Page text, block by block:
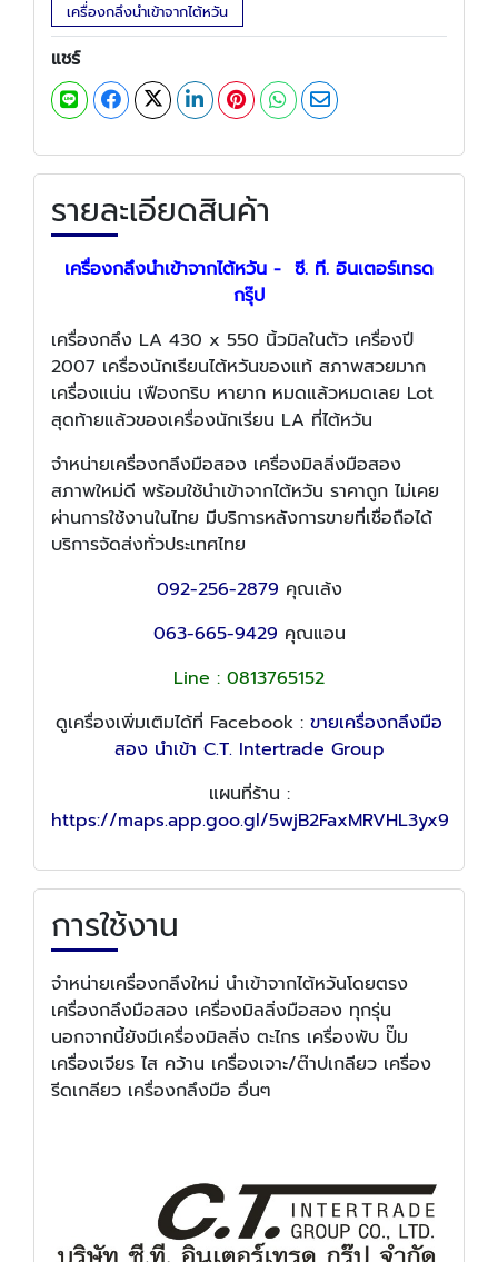
เครื่องกลึงนำเข้าจากไต้หวัน
แชร์
รายละเอียดสินค้า
เครื่องกลึงนำเข้าจากไต้หวัน - ซี. ที. อินเตอร์เทรด
กรุ๊ป
เครื่องกลึง LA 430 x 550 นิ้วมิลในตัว เครื่องปี
2007 เครื่องนักเรียนไต้หวันของแท้ สภาพสวยมาก
เครื่องแน่น เฟืองกริบ หายาก หมดแล้วหมดเลย Lot
สุดท้ายแล้วของเครื่องนักเรียน LA ที่ไต้หวัน
จำหน่ายเครื่องกลึงมือสอง เครื่องมิลลิ่งมือสอง
สภาพใหม่ดี พร้อมใช้นำเข้าจากไต้หวัน ราคาถูก ไม่เคย
ผ่านการใช้งานในไทย มีบริการหลังการขายที่เชื่อถือได้
บริการจัดส่งทั่วประเทศไทย
092-256-2879 คุณเล้ง
063-665-9429 คุณแอน
Line : 0813765152
ดูเครื่องเพิ่มเติมได้ที่ Facebook : ขายเครื่องกลึงมือ
สอง นำเข้า C.T. Intertrade Group
แผนที่ร้าน :
https://maps.app.goo.gl/5wjB2FaxMRVHL3yx9
การใช้งาน
จำหน่ายเครื่องกลึงใหม่ นำเข้าจากไต้หวันโดยตรง
เครื่องกลึงมือสอง เครื่องมิลลิ่งมือสอง ทุกรุ่น
นอกจากนี้ยังมีเครื่องมิลลิ่ง ตะไกร เครื่องพับ ปั๊ม
เครื่องเจียร ไส คว้าน เครื่องเจาะ/ต๊าปเกลียว เครื่อง
รีดเกลียว เครื่องกลึงมือ อื่นๆ